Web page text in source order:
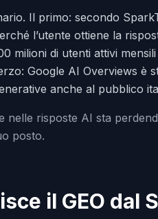
Il primo: secondo
l’utente ottiene la
milioni di utenti attivi
Google AI Overviews è
anche al pubblico
nelle risposte AI sta
posto.
il GEO dal